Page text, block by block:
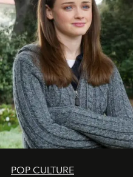
POP CULTURE